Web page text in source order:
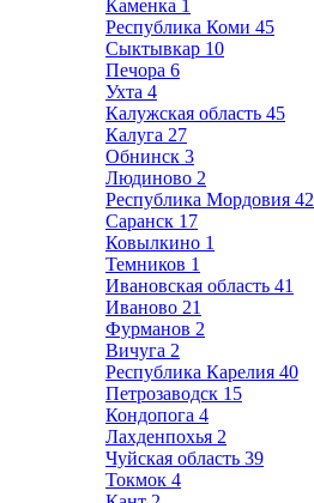
Каменка 1
Республика Коми 45
Сыктывкар 10
Печора 6
Ухта 4
Калужская область 45
Калуга 27
Обнинск 3
Людиново 2
Республика Мордовия 42
Саранск 17
Ковылкино 1
Темников 1
Ивановская область 41
Иваново 21
Фурманов 2
Вичуга 2
Республика Карелия 40
Петрозаводск 15
Кондопога 4
Лахденпохья 2
Чуйская область 39
Токмок 4